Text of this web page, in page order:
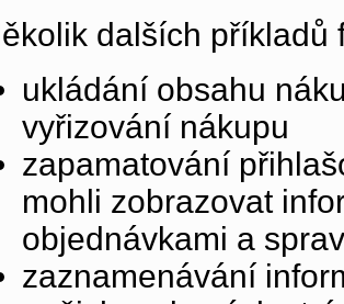
dalších příkladů
ukládání obsahu
vyřizování nákupu
zapamatování
mohli zobrazovat
objednávkami a
zaznamenávání